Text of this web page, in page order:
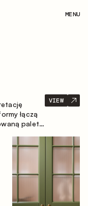
MENU
łączą
paletą
i
VIEW